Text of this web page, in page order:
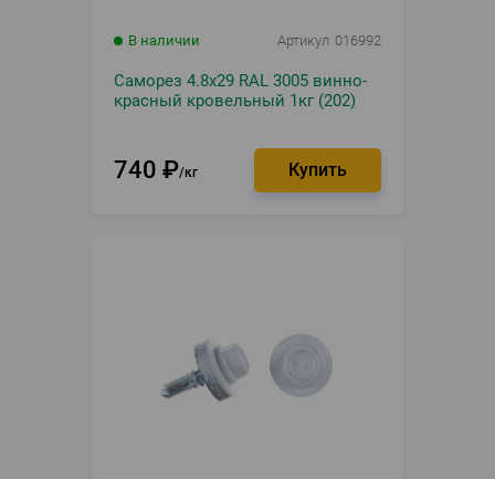
В наличии Артикул 016992
Саморез 4.8х29 RAL 3005 винно-
красный кровельный 1кг (202)
740 ₽ кг